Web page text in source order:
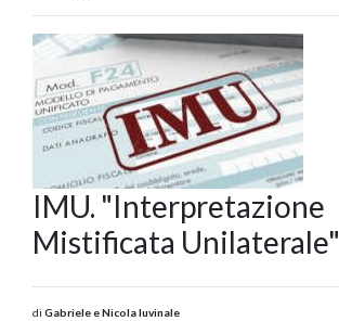
IMU. "Interpretazione
Mistificata Unilaterale"
di Gabriele e Nicola Iuvinale